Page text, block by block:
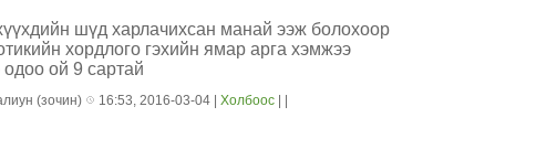
шүд харлачихсан манай ээж болохоор
хордлого гэхийн ямар арга хэмжээ
одоо ой 9 сартай
(зочин) 16:53, 2016-03-04 | Холбоос